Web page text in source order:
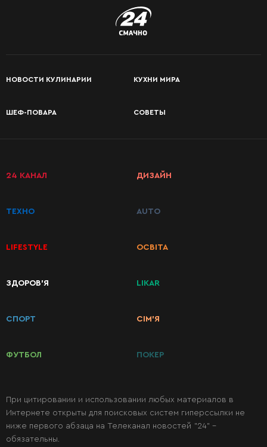
Вторые
НОВОСТИ КУЛИНАРИИ КУХНИ МИРА
ШЕФ-ПОВАРА СОВЕТЫ
24 КАНАЛ
ТЕХНО
LIFESTYLE
ЗДОРОВ’Я
СПОРТ
ФУТБОЛ
ДИЗАЙН
AUTO
ОСВІТА
LIKAR
СІМ’Я
ПОКЕР
При цитировании и использовании любых материалов в
Интернете открыты для поисковых систем гиперссылки не
ниже первого абзаца на Телеканал новостей "24" -
обязательны.